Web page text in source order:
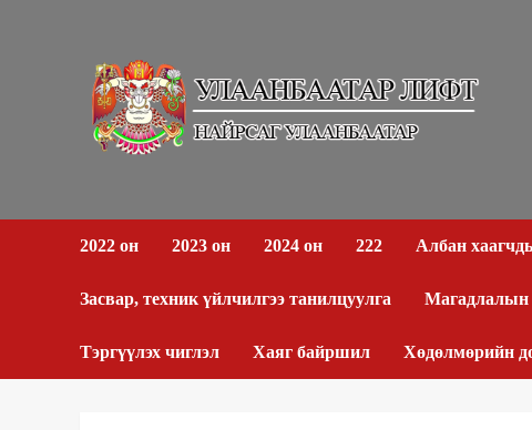
2022 он 2023 он 2024 он 222 Албан
Засвар, техник үйлчилгээ танилцуулга Магадлалын
Тэргүүлэх чиглэл Хаяг байршил Хөдөлмөрийн